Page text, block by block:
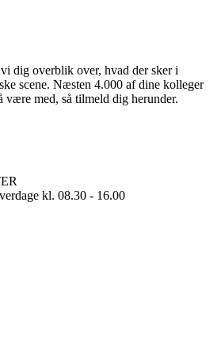
dig overblik over, hvad der sker i
scene. Næsten 4.000 af dine kolleger
være med, så tilmeld dig herunder.
kl. 08.30 - 16.00